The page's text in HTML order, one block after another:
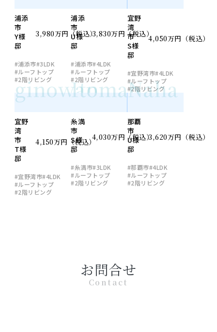
浦添
市
Y様
邸
3,980万円（税込）
#浦添市#3LDK
#ルーフトップ
#2階リビング
浦添
市
U様
邸
3,830万円（税込）
#浦添市#4LDK
#ルーフトップ
#2階リビング
宜野
湾
市
S様
邸
4,050万円（税込）
#宜野湾市#4LDK
#ルーフトップ
#2階リビング
ginowan
宜野
湾
市
T様
邸
4,150万円（税込）
#宜野湾市#4LDK
#ルーフトップ
#2階リビング
Itoman
糸満
市
S様
邸
4,030万円（税込）
#糸満市#3LDK
#ルーフトップ
#2階リビング
Naha
那覇
市
U様
邸
3,620万円（税込）
#那覇市#4LDK
#ルーフトップ
#2階リビング
お問合せ
Contact